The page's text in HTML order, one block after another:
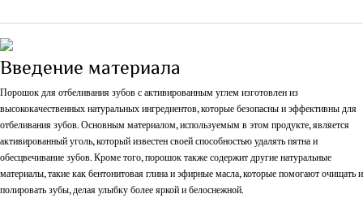
Введение материала
Порошок для отбеливания зубов с активированным углем изготовлен из
высококачественных натуральных ингредиентов, которые безопасны и эффективны для
отбеливания зубов. Основным материалом, используемым в этом продукте, является
активированный уголь, который известен своей способностью удалять пятна и
обесцвечивание зубов. Кроме того, порошок также содержит другие натуральные
материалы, такие как бентонитовая глина и эфирные масла, которые помогают очищать и
полировать зубы, делая улыбку более яркой и белоснежной.